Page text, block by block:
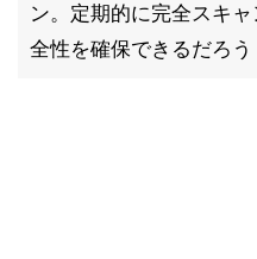
ン。定期的に完全スキ
全性を確保できるだろう